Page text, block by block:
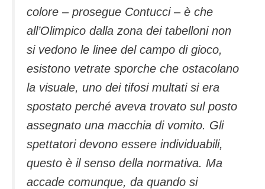
colore – prosegue Contucci – è che
all’Olimpico dalla zona dei tabelloni non
si vedono le linee del campo di gioco,
esistono vetrate sporche che ostacolano
la visuale, uno dei tifosi multati si era
spostato perché aveva trovato sul posto
assegnato una macchia di vomito. Gli
spettatori devono essere individuabili,
questo è il senso della normativa. Ma
accade comunque, da quando si